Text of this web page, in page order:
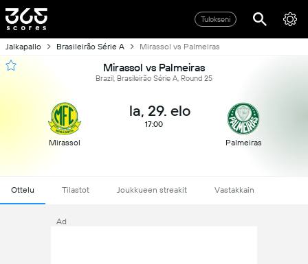
Tulokseni
Jalkapallo Brasileirão Série A Mirassol vs Palmeiras
Mirassol vs Palmeiras
Brazil, Brasileirão Série A, Round 25
Mirassol
la, 29. elo
17:00
Palmeiras
Ottelu Tilastot Joukkueen streakit Vastakkain
Ad